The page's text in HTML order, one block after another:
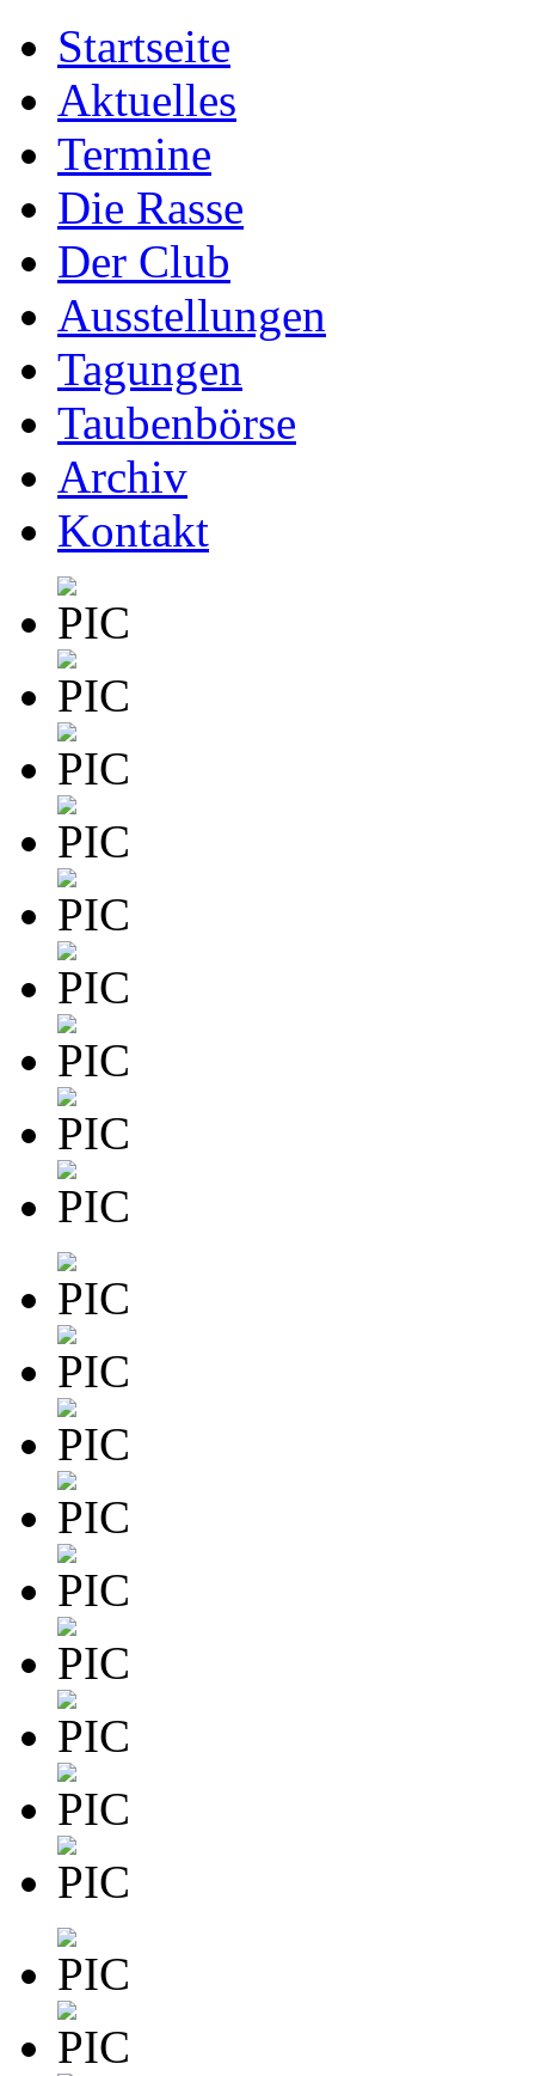
Startseite
Aktuelles
Termine
Die Rasse
Der Club
Ausstellungen
Tagungen
Taubenbörse
Archiv
Kontakt